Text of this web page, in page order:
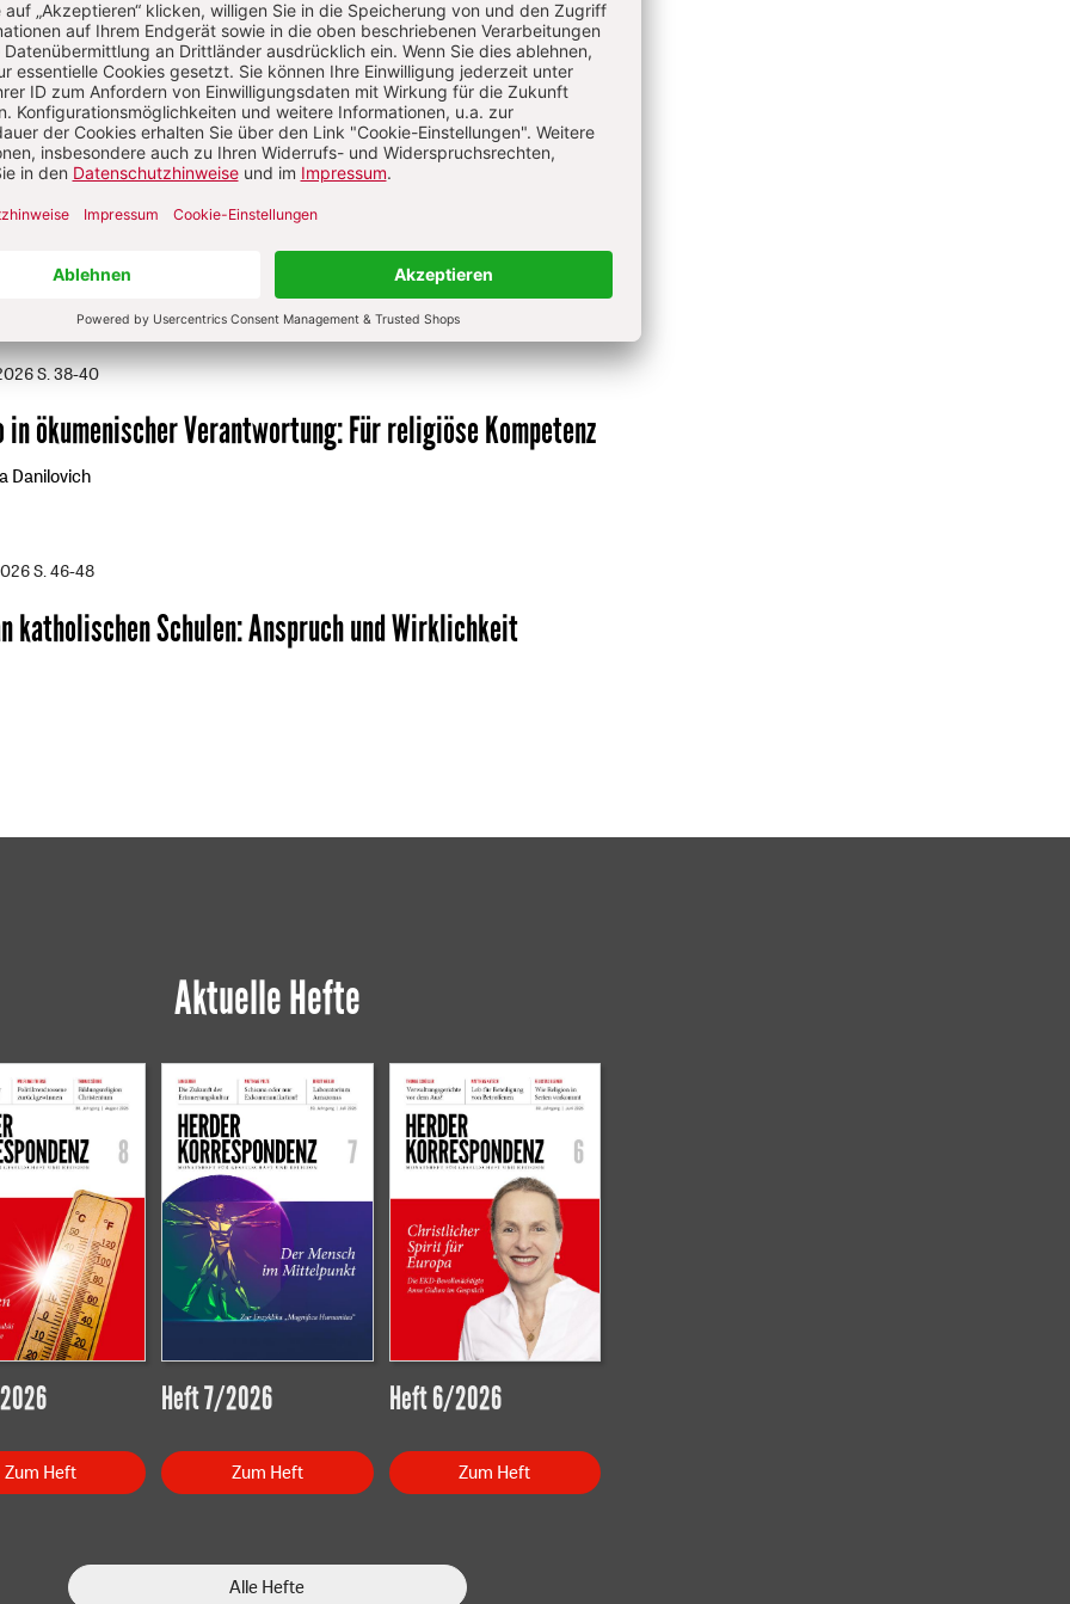
der Herder Korrespondenz, von 2014 bis 2022 stellvertretender
seitdem Chefredakteur.
S. 30-33
von Gemeindekatechese und Religionsunterricht
Thomas Söding
S. 38-40
in ökumenischer Verantwortung:Für religiöse Kompetenz
Danilovich
S. 46-48
katholischen Schulen:Anspruch und Wirklichkeit
Aktuelle Hefte
Zum Heft
Heft 7/2026
Zum Heft
Heft 6/2026
Zum Heft
Alle Hefte